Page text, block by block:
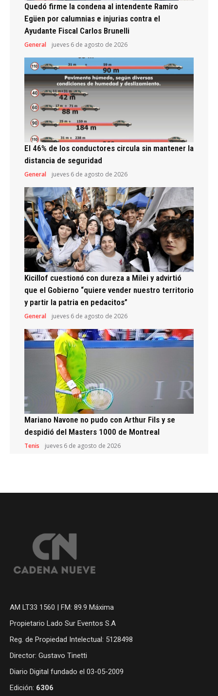
Quedó firme la condena al intendente Ramiro
Egüen por calumnias e injurias contra el
Ayudante Fiscal Carlos Brunelli
General jueves 6 de agosto de 2026
El 46% de los conductores circula sin mantener la
distancia de seguridad
General jueves 6 de agosto de 2026
Kicillof cuestionó con dureza a Milei y advirtió
que el Gobierno “quiere vender nuestro territorio
y partir la patria en pedacitos”
General jueves 6 de agosto de 2026
Mariano Navone no pudo con Arthur Fils y se
despidió del Masters 1000 de Montreal
Tenis jueves 6 de agosto de 2026
AM LT33 1560 | FM: 89.9 Máxima
Propietario Lado Sur Eventos S.A
Reg. de Propiedad Intelectual: 5128498
Director: Gustavo Tinetti
Diario Digital fundado el 03-05-2009
Edición: 6306